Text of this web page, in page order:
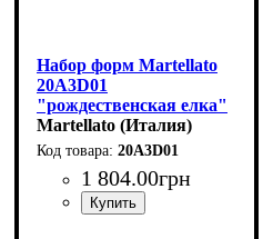
Набор форм Martellato
20A3D01
"рождественская елка"
(d112мм,h180мм,2шт)
Martellato (Италия)
20A3D01
1 804.00грн